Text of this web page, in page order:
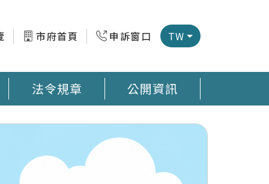
市府首頁 申訴窗口 TW
法令規章 公開資訊
測器地圖 臺南市公廁地圖 回收站地圖網預防登革熱